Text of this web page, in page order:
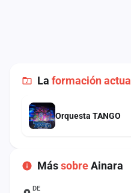
La formación actual
Orquesta TANGO
MássobreAinara
DE